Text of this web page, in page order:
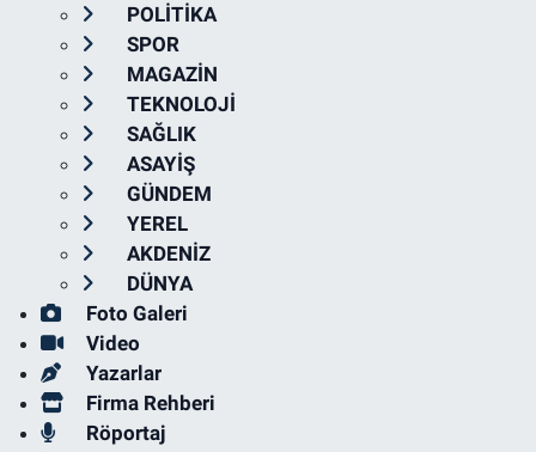
POLİTİKA
SPOR
MAGAZİN
TEKNOLOJİ
SAĞLIK
ASAYİŞ
GÜNDEM
YEREL
AKDENİZ
DÜNYA
Foto Galeri
Video
Yazarlar
Firma Rehberi
Röportaj